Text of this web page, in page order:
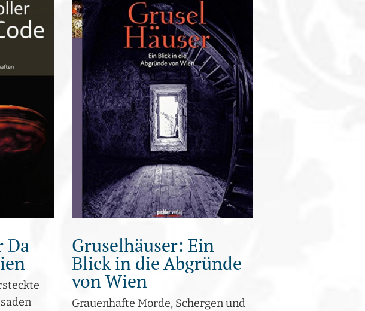
Da Gruselhäuser: Ein
Blick in die Abgründe
von Wien
Grauenhafte Morde, Schergen und